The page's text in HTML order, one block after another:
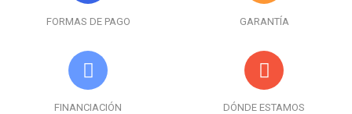
FORMAS DE PAGO GARANTÍA
FINANCIACIÓN DÓNDE ESTAMOS